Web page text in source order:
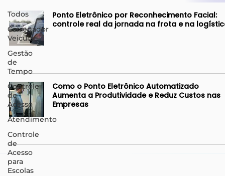
confiável da realidad
Todos
Carregador
Veicular
Gestão
de
Tempo
Controle
de
Acesso
Atendimento
Controle
de
Acesso
para
Escolas
Ponto Eletrônico por Reconhecimento Facial:
controle real da jornada na frota e na
Como o Ponto Eletrônico Automatizado
Aumenta a Produtividade e Reduz Custos nas
Empresas